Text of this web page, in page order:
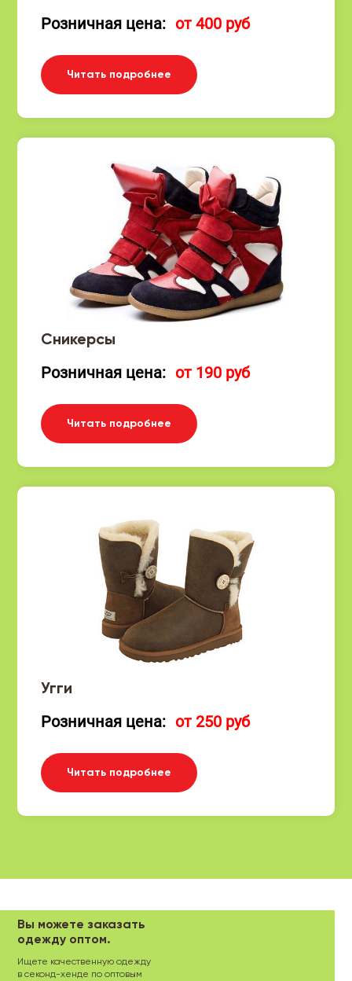
Розничная цена: от 400 руб
Читать подробнее
Сникерсы
Розничная цена: от 190 руб
Читать подробнее
Угги
Розничная цена: от 250 руб
Читать подробнее
Вы можете заказать
одежду оптом.
Ищете качественную одежду
в секонд-хенде по оптовым